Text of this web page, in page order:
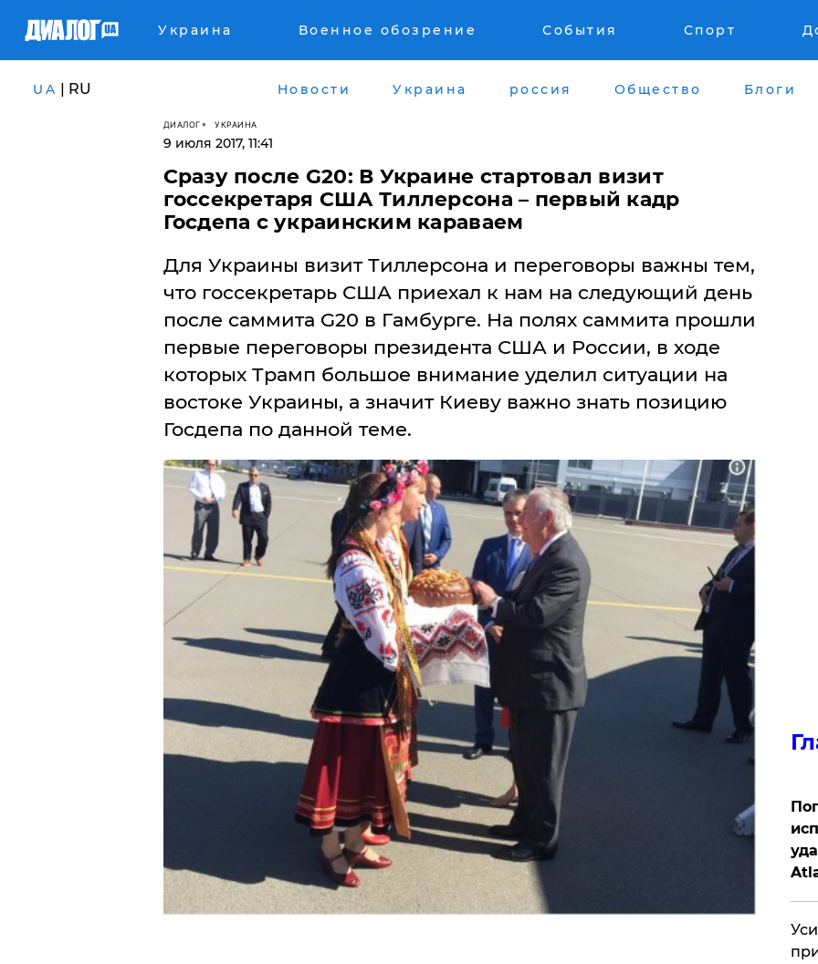
Украина Военное обозрение События Спорт
UA | RU Новости Украина россия Общество Блоги
ДИАЛОГ УКРАИНА
9 июля 2017, 11:41
Сразу после G20: В Украине стартовал визит
госсекретаря США Тиллерсона – первый кадр
Госдепа с украинским караваем
Для Украины визит Тиллерсона и переговоры важны тем,
что госсекретарь США приехал к нам на следующий день
после саммита G20 в Гамбурге. На полях саммита прошли
первые переговоры президента США и России, в ходе
которых Трамп большое внимание уделил ситуации на
востоке Украины, а значит Киеву важно знать позицию
Госдепа по данной теме.